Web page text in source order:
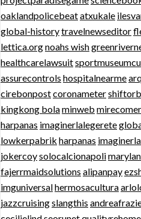
oaklandpolicebeatatxukale
global-historytravelnewseditor
lettica.orgnoahs wish
healthcarelawsuit
assurecontrols hospitalnearme
cirebonpostcoronameter
kingkong bolaminweb
harpanas imaginerlalegerete
lowkerpabrik harpanas
jokercoysolocalcionapoli
fajerrmaidsolutions alipanpay
imguniversalhermosacultura
jazzcruisingslangthis